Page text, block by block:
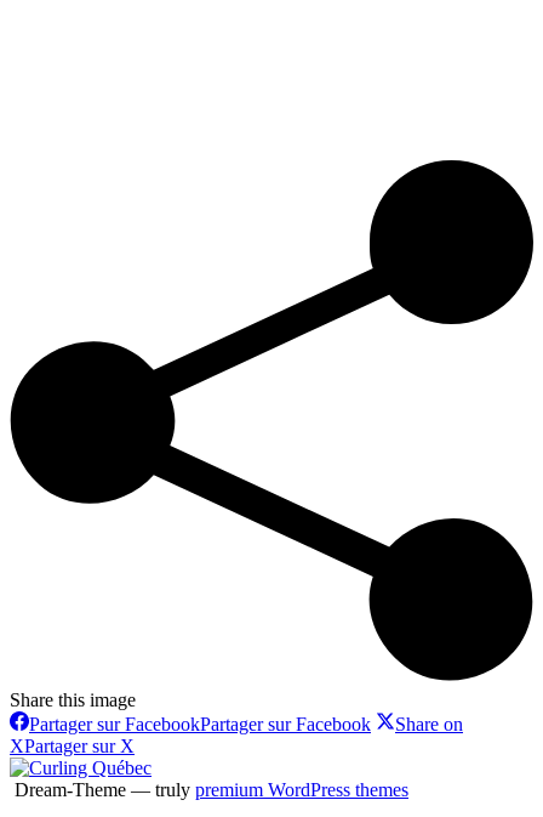
Share this image
Partager sur FacebookPartager sur Facebook
Share on
XPartager sur X
Dream-Theme — truly premium WordPress themes